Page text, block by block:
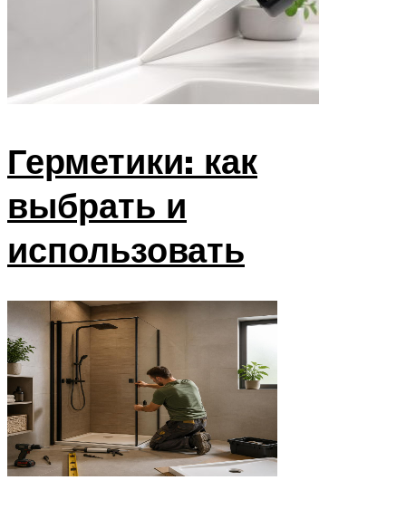
Герметики: как
выбрать и
использовать